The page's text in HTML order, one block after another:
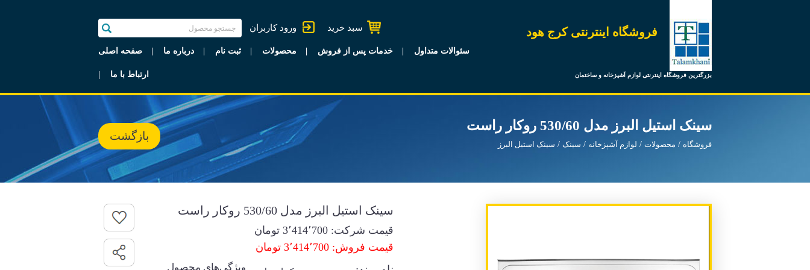
فروشگاه اینترنتی کرج هود
بزرگترین فروشگاه اینترنتی لوازم آشپزخانه و ساختمان
ورود کاربران سبد خرید
صفحه اصلی درباره ما ثبت نام محصولات خدمات پس از فروش سئوالات متداول
ارتباط با ما
سینک استیل البرز مدل 530/60 روکار راست
فروشگاه محصولات لوازم آشپزخانه سینک سینک استیل البرز
بازگشت
سینک استیل البرز مدل 530/60 روکار راست
قیمت شرکت: 3٬414٬700 تومان
قیمت فروش: 3٬414٬700 تومان
ویژگی‌های محصول